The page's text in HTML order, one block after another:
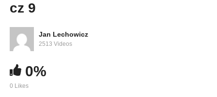
cz 9
Jan Lechowicz
2513 Videos
0%
0 Likes